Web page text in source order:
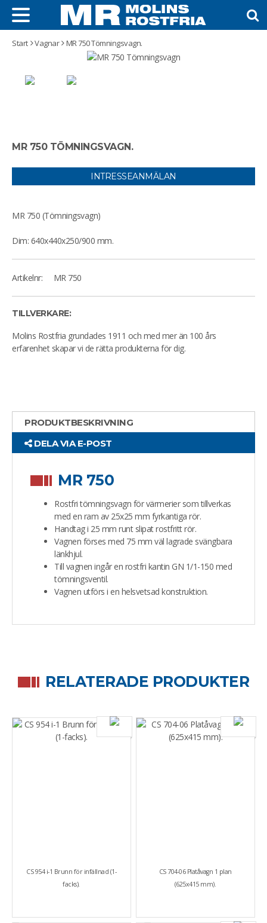
Start Vagnar MR 750 Tömningsvagn.
MR 750 TÖMNINGSVAGN.
INTRESSEANMÄLAN
MR 750 (Tömningsvagn)
Dim: 640x440x250/900 mm.
Artikelnr: MR 750
TILLVERKARE:
Molins Rostfria grundades 1911 och med mer än 100 års
erfarenhet skapar vi de rätta produkterna för dig.
PRODUKTBESKRIVNING
DELA VIA E-POST
MR 750
Rostfri tömningsvagn för värmerier som tillverkas
med en ram av 25x25 mm fyrkantiga rör.
Handtag i 25 mm runt slipat rostfritt rör.
Vagnen förses med 75 mm väl lagrade svängbara
länkhjul.
Till vagnen ingår en rostfri kantin GN 1/1-150 med
tömningsventil.
Vagnen utförs i en helsvetsad konstruktion.
RELATERADE PRODUKTER
CS 954 i-1 Brunn för infällnad (1-
facks).
CS 704-06 Platåvagn 1 plan
(625x415 mm).